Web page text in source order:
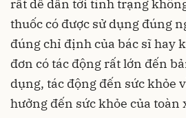
rất dễ dẫn tới tình trạng
thuốc có được sử dụng đúng
đúng chỉ định của bác sĩ hay
đơn có tác động rất lớn đến
dụng, tác động đến sức khỏe
hưởng đến sức khỏe của toàn